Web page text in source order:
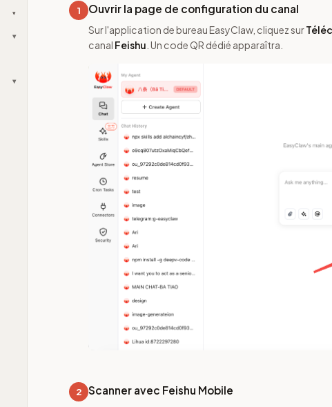
▾
▾
▾
1 Ouvrir la page de configuration du canal
Sur l'application de bureau EasyClaw, cliquez sur
canal Feishu . Un code QR dédié apparaîtra.
2 Scanner avec Feishu Mobile